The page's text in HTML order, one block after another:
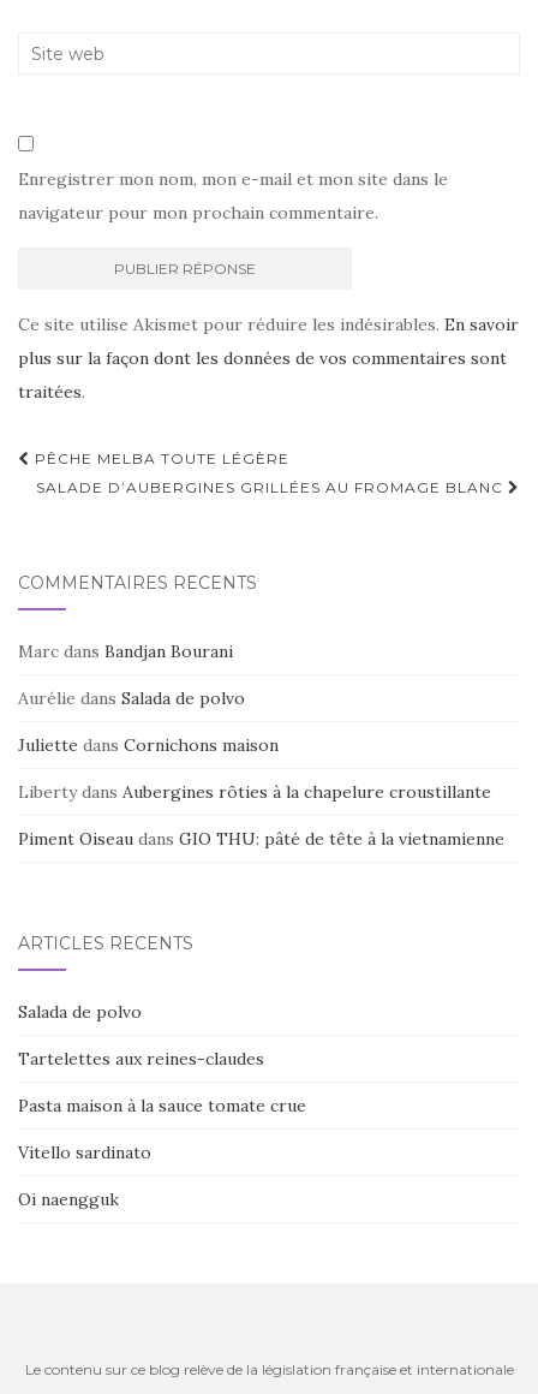
Enregistrer mon nom, mon e-mail et mon site dans le
navigateur pour mon prochain commentaire.
Ce site utilise Akismet pour réduire les indésirables. En savoir
plus sur la façon dont les données de vos commentaires sont
traitées.
Navigation
d'article
PÊCHE MELBA TOUTE LÉGÈRE
SALADE D’AUBERGINES GRILLÉES AU FROMAGE BLANC
COMMENTAIRES RÉCENTS
Marc dans Bandjan Bourani
Aurélie dans Salada de polvo
Juliette dans Cornichons maison
Libertydans Aubergines rôties à la chapelure croustillante
Piment Oiseau dans GIO THU: pâté de tête à la vietnamienne
ARTICLES RÉCENTS
Salada de polvo
Tartelettes aux reines-claudes
Pasta maison à la sauce tomate crue
Vitello sardinato
Oi naengguk
Le contenu sur ce blog relève de la législation française et internationale